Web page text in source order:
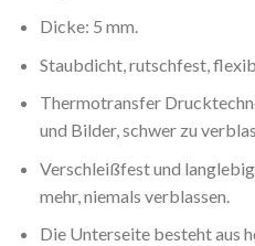
Dicke: 5 mm.
Staubdicht, rutschfest,
Thermotransfer
und Bilder, schwer zu
Verschleißfest und
mehr, niemals verblassen.
Die Unterseite besteht aus